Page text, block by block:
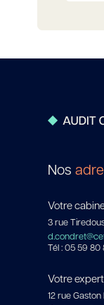
Nos
Votre
3 rue
Tél : 05 59 80
Votre
12 rue